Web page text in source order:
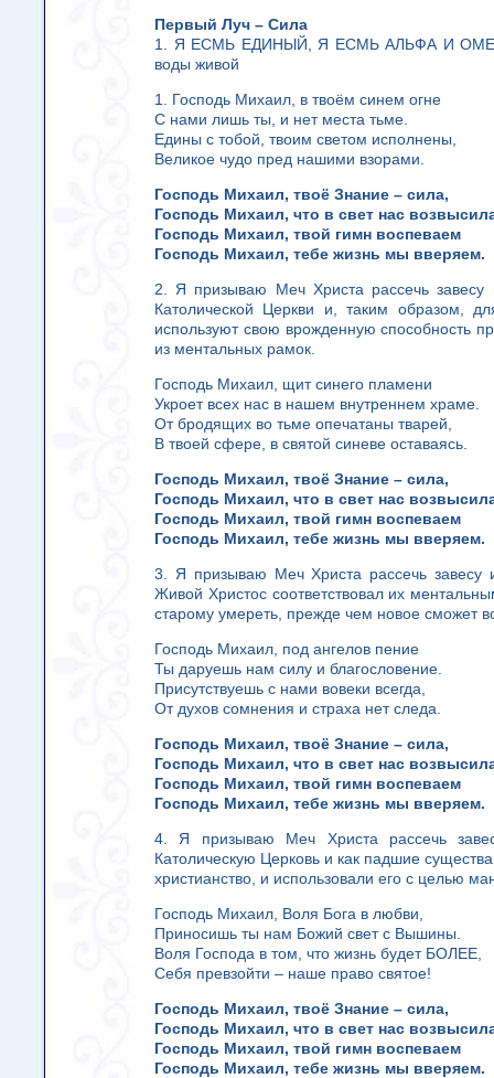
Первый Луч – Сила
1. Я ЕСМЬ ЕДИНЫЙ, Я ЕСМЬ АЛЬФА И
воды живой
1. Господь Михаил, в твоём синем огне
С нами лишь ты, и нет места тьме.
Едины с тобой, твоим светом исполнены,
Великое чудо пред нашими взорами.
Господь Михаил, твоё Знание – сила,
Господь Михаил, что в свет нас
Господь Михаил, твой гимн воспеваем
Господь Михаил, тебе жизнь мы вверяем.
2. Я призываю Меч Христа рассечь завесу
Католической Церкви и, таким образом,
используют свою врожденную способность
из ментальных рамок.
Господь Михаил, щит синего пламени
Укроет всех нас в нашем внутреннем храме.
От бродящих во тьме опечатаны тварей,
В твоей сфере, в святой синеве оставаясь.
Господь Михаил, твоё Знание – сила,
Господь Михаил, что в свет нас
Господь Михаил, твой гимн воспеваем
Господь Михаил, тебе жизнь мы вверяем.
3. Я призываю Меч Христа рассечь завесу
Живой Христос соответствовал их
старому умереть, прежде чем новое сможет
Господь Михаил, под ангелов пение
Ты даруешь нам силу и благословение.
Присутствуешь с нами вовеки всегда,
От духов сомнения и страха нет следа.
Господь Михаил, твоё Знание – сила,
Господь Михаил, что в свет нас
Господь Михаил, твой гимн воспеваем
Господь Михаил, тебе жизнь мы вверяем.
4. Я призываю Меч Христа рассечь
Католическую Церковь и как падшие
христианство, и использовали его с целью
Господь Михаил, Воля Бога в любви,
Приносишь ты нам Божий свет с Вышины.
Воля Господа в том, что жизнь будет БОЛЕЕ,
Себя превзойти – наше право святое!
Господь Михаил, твоё Знание – сила,
Господь Михаил, что в свет нас
Господь Михаил, твой гимн воспеваем
Господь Михаил, тебе жизнь мы вверяем.